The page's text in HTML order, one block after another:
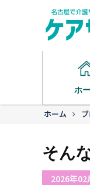
ホ
ホーム
そん
2026年02